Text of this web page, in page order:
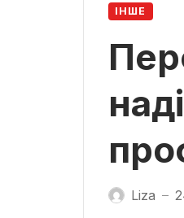
ІНШЕ
Liza —